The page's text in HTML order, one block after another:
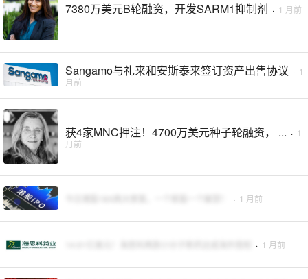
7380万美元B轮融资，开发SARM1抑制剂 · 1 月前
Sangamo与礼来和安斯泰来签订资产出售协议 · 1
月前
获4家MNC押注！4700万美元种子轮融资， ... · 1
月前
· 1 月前
· 1 月前